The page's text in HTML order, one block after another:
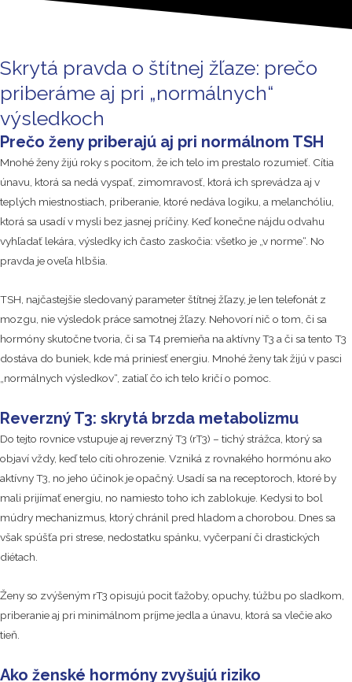
Skrytá pravda o štítnej žľaze: prečo
priberáme aj pri „normálnych“
výsledkoch
Prečo ženy priberajú aj pri normálnom TSH
Mnohé ženy žijú roky s pocitom, že ich telo im prestalo rozumieť. Cítia
únavu, ktorá sa nedá vyspať, zimomravosť, ktorá ich sprevádza aj v
teplých miestnostiach, priberanie, ktoré nedáva logiku, a melanchóliu,
ktorá sa usadí v mysli bez jasnej príčiny. Keď konečne nájdu odvahu
vyhľadať lekára, výsledky ich často zaskočia: všetko je „v norme“. No
pravda je oveľa hlbšia.
TSH, najčastejšie sledovaný parameter štítnej žľazy, je len telefonát z
mozgu, nie výsledok práce samotnej žľazy. Nehovorí nič o tom, či sa
hormóny skutočne tvoria, či sa T4 premieňa na aktívny T3 a či sa tento T3
dostáva do buniek, kde má priniesť energiu. Mnohé ženy tak žijú v pasci
„normálnych výsledkov“, zatiaľ čo ich telo kričí o pomoc.
Reverzný T3: skrytá brzda metabolizmu
Do tejto rovnice vstupuje aj reverzný T3 (rT3) – tichý strážca, ktorý sa
objaví vždy, keď telo cíti ohrozenie. Vzniká z rovnakého hormónu ako
aktívny T3, no jeho účinok je opačný. Usadí sa na receptoroch, ktoré by
mali prijímať energiu, no namiesto toho ich zablokuje. Kedysi to bol
múdry mechanizmus, ktorý chránil pred hladom a chorobou. Dnes sa
však spúšťa pri strese, nedostatku spánku, vyčerpaní či drastických
diétach.
Ženy so zvýšeným rT3 opisujú pocit ťažoby, opuchy, túžbu po sladkom,
priberanie aj pri minimálnom príjme jedla a únavu, ktorá sa vlečie ako
tieň.
Ako ženské hormóny zvyšujú riziko